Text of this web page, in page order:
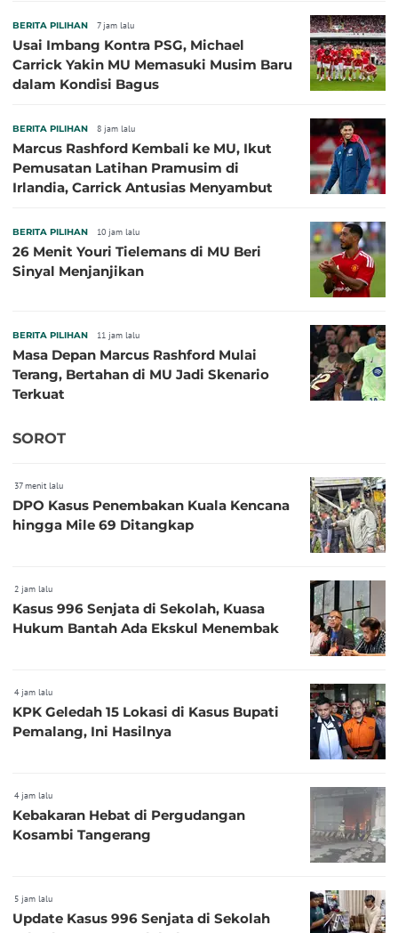
BERITA PILIHAN 7 jam lalu
Usai Imbang Kontra PSG, Michael
Carrick Yakin MU Memasuki Musim Baru
dalam Kondisi Bagus
BERITA PILIHAN 8 jam lalu
Marcus Rashford Kembali ke MU, Ikut
Pemusatan Latihan Pramusim di
Irlandia, Carrick Antusias Menyambut
BERITA PILIHAN 10 jam lalu
26 Menit Youri Tielemans di MU Beri
Sinyal Menjanjikan
BERITA PILIHAN 11 jam lalu
Masa Depan Marcus Rashford Mulai
Terang, Bertahan di MU Jadi Skenario
Terkuat
SOROT
37 menit lalu
DPO Kasus Penembakan Kuala Kencana
hingga Mile 69 Ditangkap
2 jam lalu
Kasus 996 Senjata di Sekolah, Kuasa
Hukum Bantah Ada Ekskul Menembak
4 jam lalu
KPK Geledah 15 Lokasi di Kasus Bupati
Pemalang, Ini Hasilnya
4 jam lalu
Kebakaran Hebat di Pergudangan
Kosambi Tangerang
5 jam lalu
Update Kasus 996 Senjata di Sekolah